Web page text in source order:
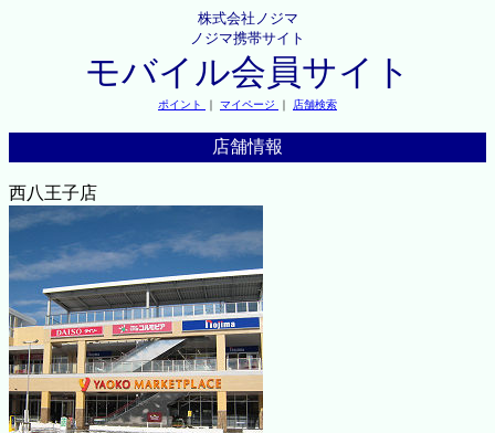
株式会社ノジマ
ノジマ携帯サイト
モバイル会員サイト
ポイント ｜ マイページ ｜ 店舗検索
店舗情報
西八王子店